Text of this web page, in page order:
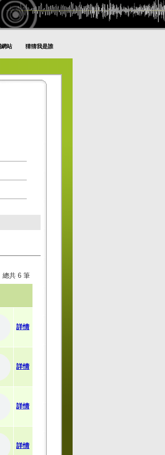
網站 猜猜我是誰
共 6 筆
詳情
詳情
詳情
詳情